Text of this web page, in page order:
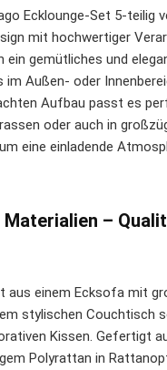
Ecklounge-Set 5-teilig
mit hochwertiger
ein gemütliches und
im Außen- oder
Aufbau passt es
oder auch in
eine einladende
Materialien –
aus einem Ecksofa mit
stylischen Couchtisch
Kissen. Gefertigt
Polyrattan in